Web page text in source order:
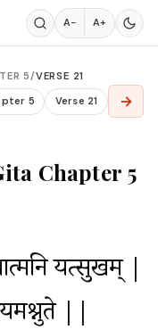
A− A+
5/VERSE 21
5 Verse 21 →
Chapter 5
यत्सुखम् |
||